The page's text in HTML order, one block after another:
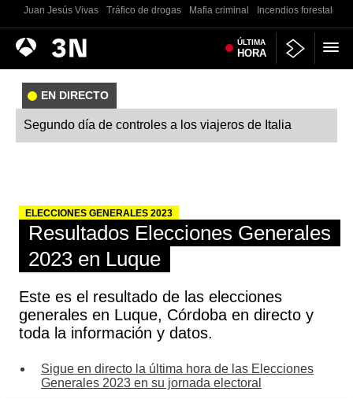
Juan Jesús Vivas Tráfico de drogas Mafia criminal Incendios forestales
Antena
3
Noticias ÚLTIMA
HORA
EN DIRECTO
Segundo día de controles a los viajeros de Italia
ELECCIONES GENERALES 2023
Resultados Elecciones Generales
2023 en Luque
Este es el resultado de las elecciones
generales en Luque, Córdoba en directo y
toda la información y datos.
Sigue en directo la última hora de las Elecciones
Generales 2023 en su jornada electoral